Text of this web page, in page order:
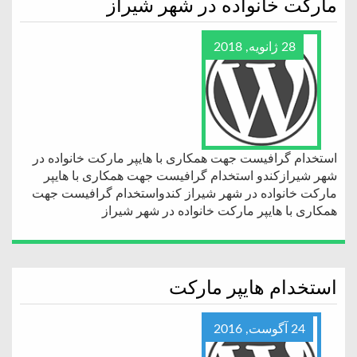
مارکت خانواده در شهر شیراز
28 ژانویه, 2018
استخدام گرافیست جهت همکاری با هایپر مارکت خانواده در
شهر شیرازکندو استخدام گرافیست جهت همکاری با هایپر
مارکت خانواده در شهر شیراز کندواستخدام گرافیست جهت
همکاری با هایپر مارکت خانواده در شهر شیراز
استخدام هایپر مارکت
24 آگوست, 2016